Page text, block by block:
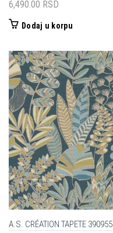
6,490.00 RSD
Dodaj u korpu
A.S. CRÉATION TAPETE 390955